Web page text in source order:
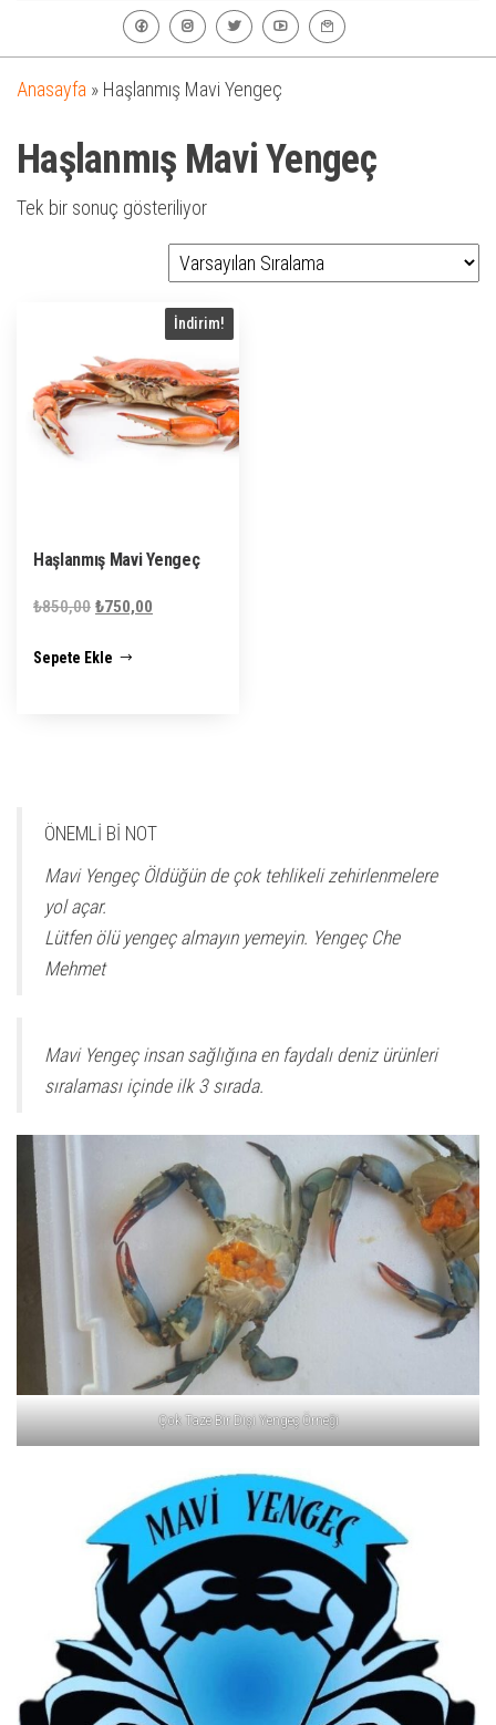
Anasayfa » Haşlanmış Mavi Yengeç
Haşlanmış Mavi Yengeç
Tek bir sonuç gösteriliyor
İndirim!
Haşlanmış Mavi Yengeç
₺850,00 Orijinal
₺850,00.
₺750,00
Sepete Ekle
ÖNEMLİ Bİ NOT
Mavi Yengeç Öldüğün de çok tehlikeli zehirlenmelere
yol açar.
Lütfen ölü yengeç almayın yemeyin. Yengeç Che
Mehmet
Mavi Yengeç insan sağlığına en faydalı deniz ürünleri
sıralaması içinde ilk 3 sırada.
Çok Taze Bir Dişi Yengeç Örneği